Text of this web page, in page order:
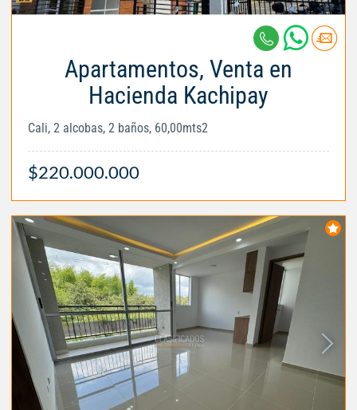
Apartamentos, Venta en
Hacienda Kachipay
Cali, 2 alcobas, 2 baños, 60,00mts2
$220.000.000